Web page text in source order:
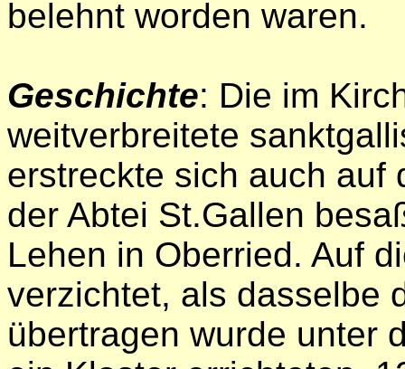
belehnt worden waren.
Geschichte: Die im
weitverbreitete
erstreckte sich auch auf
der Abtei St.Gallen
Lehen in Oberried. Auf
verzichtet, als dasselbe
übertragen wurde unter